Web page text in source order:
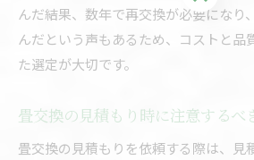
んだ結果、数年で再交換が必要になり
んだという声もあるため、コストと品
た選定が大切です。
畳交換の見積もり時に注意するべ
畳交換の見積もりを依頼する際は、見